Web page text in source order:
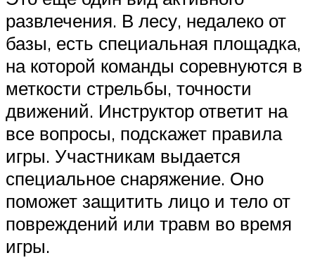
развлечения. В лесу, недалеко от
базы, есть специальная площадка,
на которой команды соревнуются в
меткости стрельбы, точности
движений. Инструктор ответит на
все вопросы, подскажет правила
игры. Участникам выдается
специальное снаряжение. Оно
поможет защитить лицо и тело от
повреждений или травм во время
игры.